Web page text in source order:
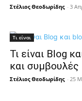
Στέλιος Θεοδωρίδης - 3
Τι είναι
Τι είναι Blog
και συμβουλές
Στέλιος Θεοδωρίδης - 25